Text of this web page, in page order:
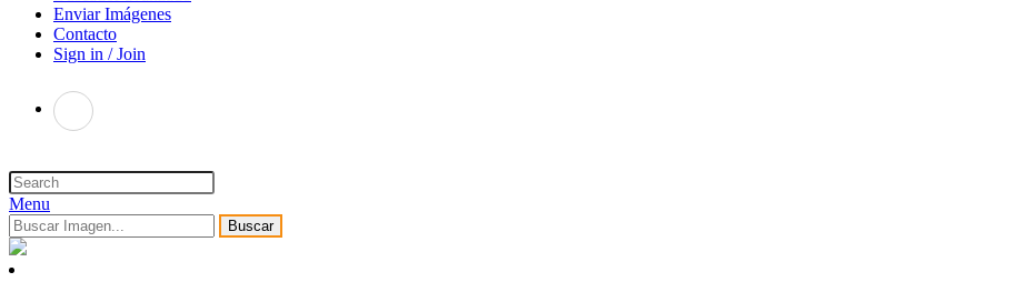
Enviar Imágenes
Contacto
Sign in / Join
Menu
Buscar